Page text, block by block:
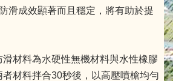
滑成效顯著而且穩定，將有助於提
材料為水硬性無機材料與水性橡膠
材料拌合30秒後，以高壓噴槍均勻